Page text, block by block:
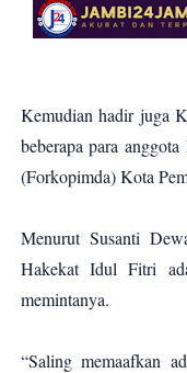
Kemudian hadir juga
beberapa para
(Forkopimda) Kota
Menurut Susanti
Hakekat Idul Fitri
memintanya.
“Saling memaafkan